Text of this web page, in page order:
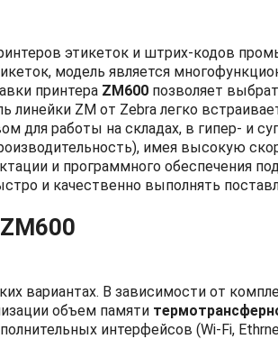
этикеток и штрих-кодов
модель является
принтера ZM600 позволяет
линейки ZM от Zebra легко
для работы на складах, в гипер- и
имея высокую
и программного обеспечения
и качественно выполнять
вариантах. В зависимости от
объем памяти
интерфейсов (Wi-Fi,